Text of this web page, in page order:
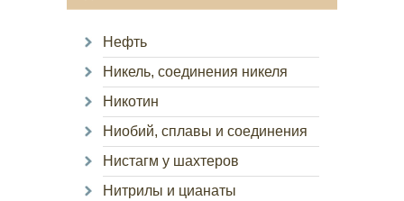
Нефть
Никель, соединения никеля
Никотин
Ниобий, сплавы и соединения
Нистагм у шахтеров
Нитрилы и цианаты